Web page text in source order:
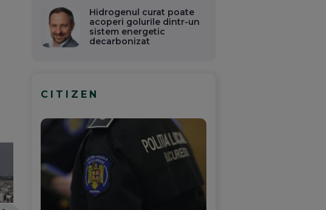
Hidrogenul curat poate
acoperi golurile dintr-un
sistem energetic
decarbonizat
CITIZEN